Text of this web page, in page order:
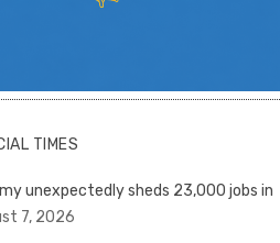
TIMES
unexpectedly sheds 23,000 jobs in
7, 2026